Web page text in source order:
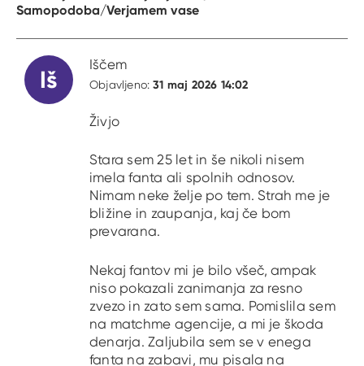
Samopodoba/Verjamem vase
Iš
Iščem
Objavljeno:31 maj 2026 14:02
Živjo
Stara sem 25 let in še nikoli nisem
imela fanta ali spolnih odnosov.
Nimam neke želje po tem. Strah me je
bližine in zaupanja, kaj če bom
prevarana.
Nekaj fantov mi je bilo všeč, ampak
niso pokazali zanimanja za resno
zvezo in zato sem sama. Pomislila sem
na matchme agencije, a mi je škoda
denarja. Zaljubila sem se v enega
fanta na zabavi, mu pisala na